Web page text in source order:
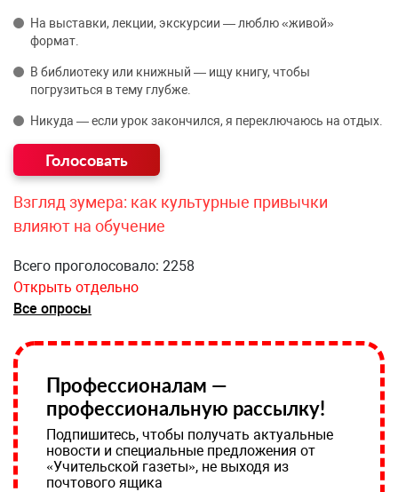
На выставки, лекции, экскурсии — люблю «живой»
формат.
В библиотеку или книжный — ищу книгу, чтобы
погрузиться в тему глубже.
Никуда — если урок закончился, я переключаюсь на отдых.
Взгляд зумера: как культурные привычки
влияют на обучение
Всего проголосовало: 2258
Открыть отдельно
Все опросы
Профессионалам —
профессиональную рассылку!
Подпишитесь, чтобы получать актуальные
новости и специальные предложения от
«Учительской газеты», не выходя из
почтового ящика